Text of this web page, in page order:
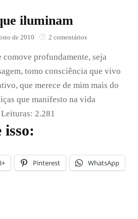
iluminam
de 2010 2 comentáriosem
que
iluminam
comove profundamente, seja
tomo consciência que vivo
que merece de mim mais do
que manifesto na vida
2.281
Pinterest WhatsApp